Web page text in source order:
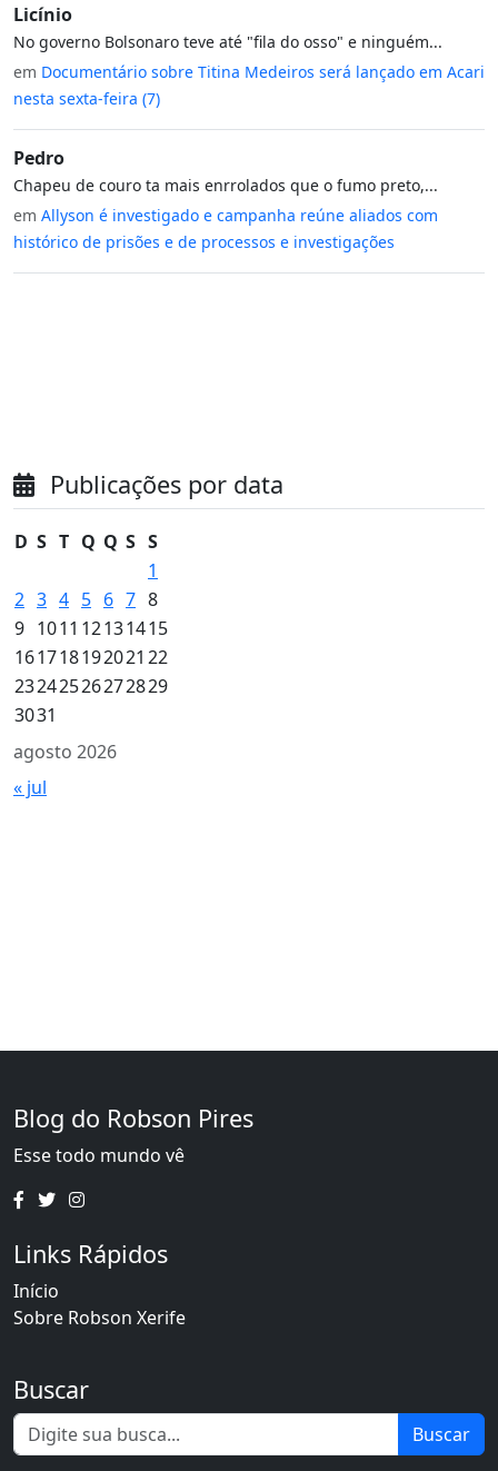
Licínio
No governo Bolsonaro teve até "fila do osso" e ninguém...
em Documentário sobre Titina Medeiros será lançado em Acari
nesta sexta-feira (7)
Pedro
Chapeu de couro ta mais enrrolados que o fumo preto,...
em Allyson é investigado e campanha reúne aliados com
histórico de prisões e de processos e investigações
Publicações por data
agosto 2026
D S T Q Q S S
1
2 3 4 5 6 7 8
9 1011 12131415
161718192021 22
23242526272829
3031
« jul
Blog do Robson Pires
Esse todo mundo vê
Links Rápidos
Início
Sobre Robson Xerife
Buscar
Buscar